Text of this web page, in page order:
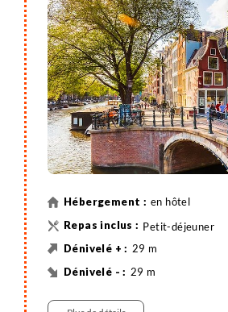
visitez le musée Frans
collection du Siècle d’Or,
des œuvres des peintres
Ruisdael et Pieter Saenredam,
A votre retour en fin de
profiter pleinement
une promenade dans le
longeant le canal.
en hôtel
Petit-déjeuner
29 m
29 m
Vélo